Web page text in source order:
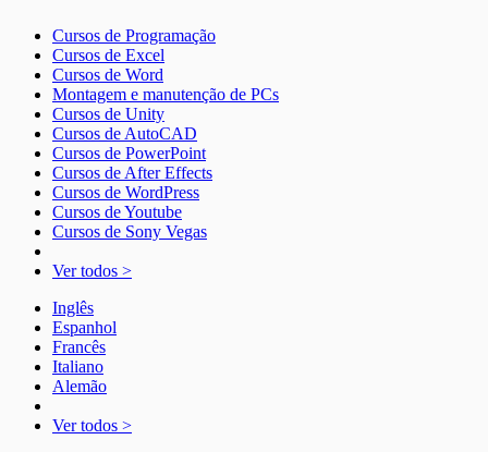
Cursos de Programação
Cursos de Excel
Cursos de Word
Montagem e manutenção de PCs
Cursos de Unity
Cursos de AutoCAD
Cursos de PowerPoint
Cursos de After Effects
Cursos de WordPress
Cursos de Youtube
Cursos de Sony Vegas
Ver todos >
Inglês
Espanhol
Francês
Italiano
Alemão
Ver todos >